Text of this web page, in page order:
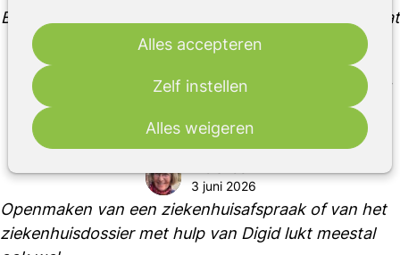
Alles accepteren
Zelf instellen
Alles weigeren
Beveiligde e-mail. Ik schreef er al eerder over. Omdat
e-mail beveiligd verstuurd moet worden, gaat het
soms niet of moeilijk open. Dan krijg ik de inhoud
niet te zien.
Openmaken met een code via sms of
3 juni 2026
Openmaken van een ziekenhuisafspraak of van het
ziekenhuisdossier met hulp van Digid lukt meestal